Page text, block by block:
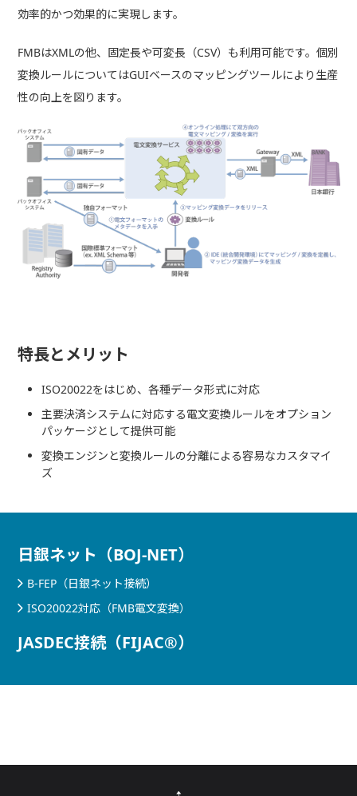
効率的かつ効果的に実現します。
FMBはXMLの他、固定長や可変長（CSV）も利用可能です。個別
変換ルールについてはGUIベースのマッピングツールにより生産
性の向上を図ります。
特長とメリット
ISO20022をはじめ、各種データ形式に対応
主要決済システムに対応する電文変換ルールをオプション
パッケージとして提供可能
変換エンジンと変換ルールの分離による容易なカスタマイ
ズ
日銀ネット（BOJ-NET）
B-FEP（日銀ネット接続）
ISO20022対応（FMB電文変換）
JASDEC接続（FIJAC®）